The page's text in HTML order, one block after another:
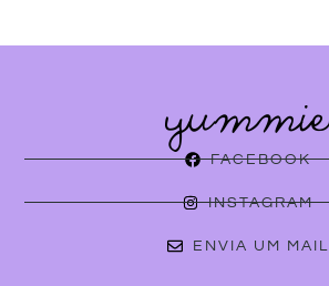
FACEBOOK
INSTAGRAM
ENVIA UM MAIL